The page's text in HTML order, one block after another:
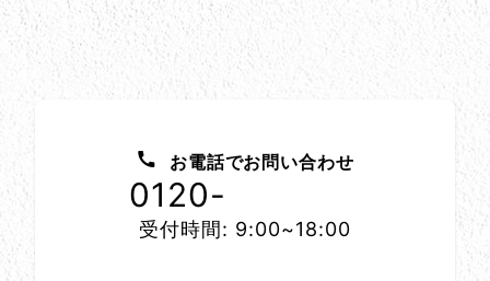
お電話でお問い合わせ
0120-
受付時間: 9:00~18:00